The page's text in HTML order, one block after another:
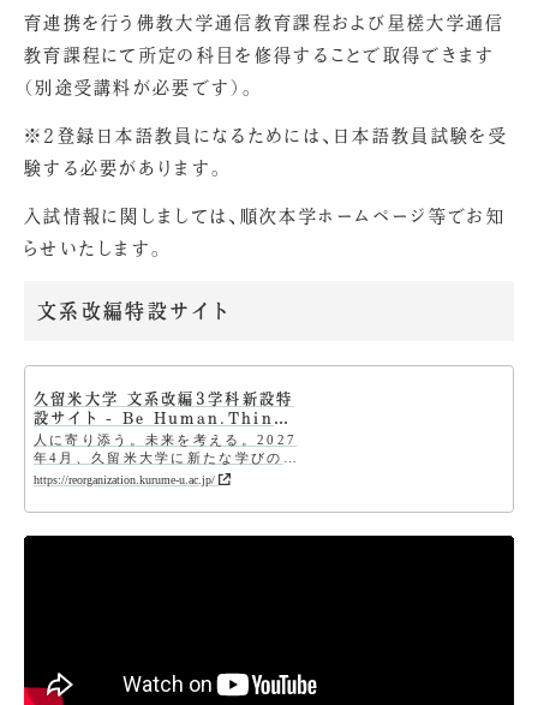
育連携を行う佛教大学通信教育課程および星槎大学通信
教育課程にて所定の科目を修得することで取得できます
（別途受講料が必要です）。
※2登録日本語教員になるためには、日本語教員試験を受
験する必要があります。
入試情報に関しましては、順次本学ホームページ等でお知
らせいたします。
文系改編特設サイト
久留米大学 文系改編3学科新設特
設サイト - Be Human.Think
Human.
人に寄り添う。未来を考える。2027
年4月、久留米大学に新たな学びの扉
が開く。
https://reorganization.kurume-u.ac.jp/